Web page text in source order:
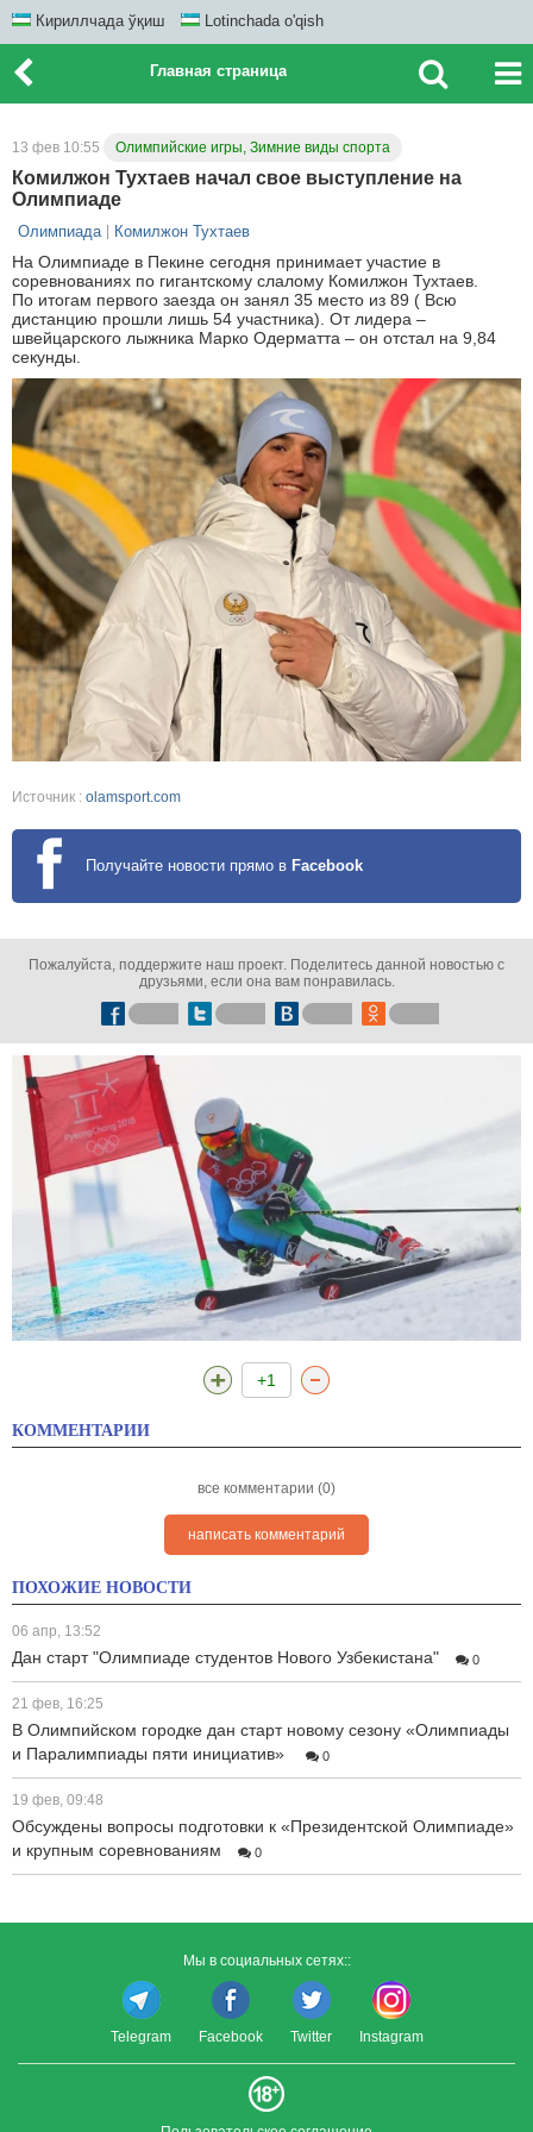
Кириллчада ўқиш Lotinchada o'qish
Главная страница
13 фев 10:55 Олимпийские игры, Зимние виды спорта
Комилжон Тухтаев начал свое выступление на
Олимпиаде
Олимпиада Комилжон Тухтаев
На Олимпиаде в Пекине сегодня принимает участие в
соревнованиях по гигантскому слалому Комилжон Тухтаев.
По итогам первого заезда он занял 35 место из 89 ( Всю
дистанцию прошли лишь 54 участника). От лидера –
швейцарского лыжника Марко Одерматта – он отстал на 9,84
секунды.
Источник : olamsport.com
Получайте новости прямо в Facebook
Пожалуйста, поддержите наш проект. Поделитесь данной новостью с
друзьями, если она вам понравилась.
+1
КОММЕНТАРИИ
все комментарии (0)
написать комментарий
ПОХОЖИЕ НОВОСТИ
06 апр, 13:52
Дан старт "Олимпиаде студентов Нового Узбекистана" 0
21 фев, 16:25
В Олимпийском городке дан старт новому сезону «Олимпиады
и Паралимпиады пяти инициатив»
0
19 фев, 09:48
Обсуждены вопросы подготовки к «Президентской Олимпиаде»
и крупным соревнованиям
0
Мы в социальных сетях::
Telegram Facebook Twitter Instagram